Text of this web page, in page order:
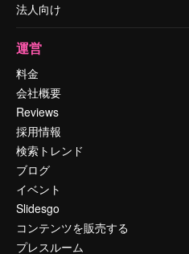
法人向け
運営
料金
会社概要
Reviews
採用情報
検索トレンド
ブログ
イベント
Slidesgo
コンテンツを販売する
プレスルーム